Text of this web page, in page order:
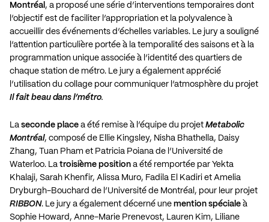
Montréal , a proposé une série d’interventions temporaires dont
l’objectif est de faciliter l’appropriation et la polyvalence à
accueillir des événements d’échelles variables. Le jury a souligné
l’attention particulière portée à la temporalité des saisons et à la
programmation unique associée à l’identité des quartiers de
chaque station de métro. Le jury a également apprécié
l’utilisation du collage pour communiquer l’atmosphère du projet
Il fait beau dans l’métro.
La seconde place a été remise à l’équipe du projet Metabolic
Montréal, composé de Ellie Kingsley, Nisha Bhathella, Daisy
Zhang, Tuan Pham et Patricia Poiana de l’Université de
Waterloo. La troisième position a été remportée par Yekta
Khalaji, Sarah Khenfir, Alissa Muro, Fadila El Kadiri et Amelia
Dryburgh-Bouchard de l’Université de Montréal, pour leur projet
RIBBON. Le jury a également décerné une mention spéciale à
Sophie Howard, Anne-Marie Prenevost, Lauren Kim, Liliane